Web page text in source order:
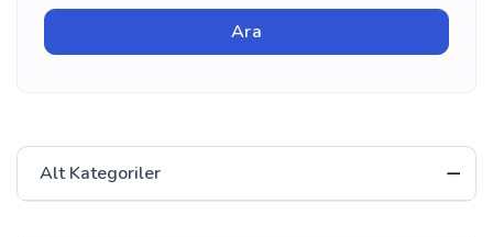
Alt Kategoriler